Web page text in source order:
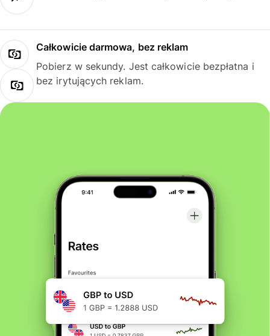
Całkowicie darmowa, bez reklam
Pobierz w sekundy. Jest całkowicie bezpłatna i
bez irytujących reklam.